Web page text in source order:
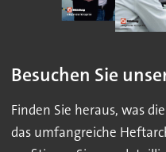
Besuchen Sie
Finden Sie heraus, was
das umfangreiche